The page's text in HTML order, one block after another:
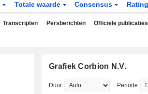
Totale waarde Consensus
Transcripten Persberichten Officiële publicaties
Grafiek Corbion N.V.
Duur Periode